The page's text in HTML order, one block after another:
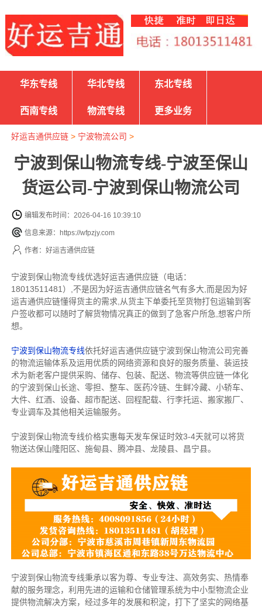
华东专线 华北专线 东北专线
西南专线 物流专线 更多业务
好运吉通供应链> 宁波物流公司 >
宁波到保山物流专线-宁波至保山
货运公司-宁波到保山物流公司
编辑发布时间：2026-04-16 10:39:10
信息来源：https://wfpzjy.com
作者：好运吉通供应链
宁波到保山物流专线优选好运吉通供应链（电话：
18013511481）,不是因为好运吉通供应链名气有多大,而是因为好
运吉通供应链懂得货主的需求,从货主下单委托至货物打包运输到客
户签收都可以随时了解货物情况真正的做到了急客户所急,想客户所
想。
宁波到保山物流专线依托好运吉通供应链宁波到保山物流公司完善
的物流运输体系及运用优质的网络资源和良好的服务质量、装运技
术为新老客户提供采购、储存、包装、配送、物流等供应链一体化
的宁波到保山长途、零担、整车、医药冷链、生鲜冷藏、小轿车、
大件、红酒、设备、超市配送、回程配载、行李托运、搬家搬厂、
专业调车及其他相关运输服务。
宁波到保山物流专线价格实惠每天发车保证时效3-4天就可以将货
物送达保山隆阳区、施甸县、腾冲县、龙陵县、昌宁县。
宁波到保山物流专线秉承以客为尊、专业专注、高效务实、热情奉
献的服务理念，利用先进的运输和仓储管理系统为中小型物流企业
提供物流解决方案，经过多年的发展和积淀，打下了坚实的网络基